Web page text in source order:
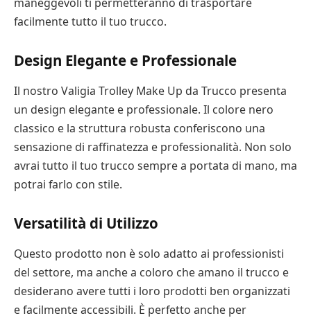
facilmente tutto il tuo trucco.
Design Elegante e Professionale
Il nostro Valigia Trolley Make Up da Trucco presenta
un design elegante e professionale. Il colore nero
classico e la struttura robusta conferiscono una
sensazione di raffinatezza e professionalità. Non solo
avrai tutto il tuo trucco sempre a portata di mano, ma
potrai farlo con stile.
Versatilità di Utilizzo
Questo prodotto non è solo adatto ai professionisti
del settore, ma anche a coloro che amano il trucco e
desiderano avere tutti i loro prodotti ben organizzati
e facilmente accessibili. È perfetto anche per